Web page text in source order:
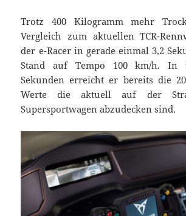
Trotz 400 Kilogramm mehr
Vergleich zum aktuellen TCR-
der e-Racer in gerade einmal 3,2
Stand auf Tempo 100 km/h. In
Sekunden erreicht er bereits die
Werte die aktuell auf der
Supersportwagen abzudecken sind.